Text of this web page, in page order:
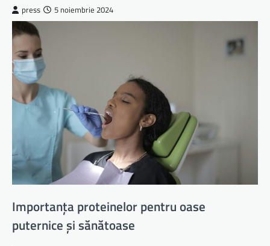
press 5 noiembrie 2024
Importanța proteinelor pentru oase
puternice și sănătoase